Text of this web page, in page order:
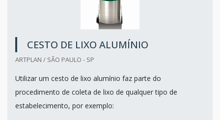
CESTO DE LIXO ALUMÍNIO
ARTPLAN / SÃO PAULO - SP
Utilizar um cesto de lixo alumínio faz parte do
procedimento de coleta de lixo de qualquer tipo de
estabelecimento, por exemplo: